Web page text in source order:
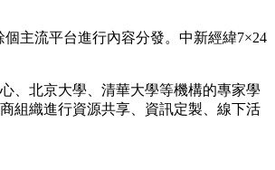
主流平台進行內容分發。中新經緯7×24
、北京大學、清華大學等機構的專家學
組織進行資源共享、資訊定製、線下活